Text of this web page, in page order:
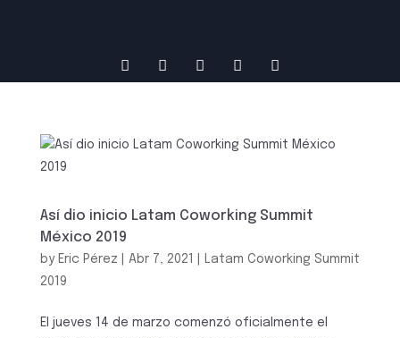
Así dio inicio Latam Coworking Summit
México 2019
by Eric Pérez Abr 7, 2021
Latam Coworking Summit
2019
El jueves 14 de marzo comenzó oficialmente el